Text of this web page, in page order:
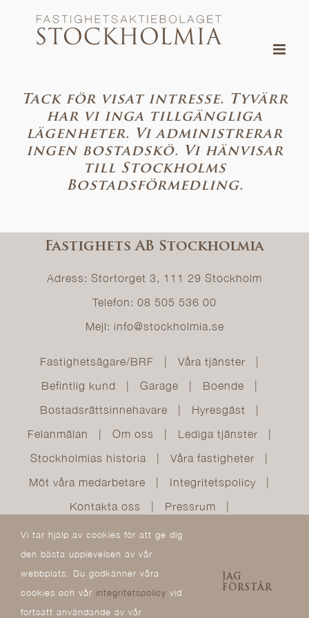
Tack för visat intresse. Tyvärr
har vi inga tillgängliga
lägenheter. Vi administrerar
ingen bostadskö. Vi hänvisar
till Stockholms
Bostadsförmedling.
Fastighets AB Stockholmia
Adress: Stortorget 3, 111 29 Stockholm
Telefon: 08 505 536 00
Mejl: info@stockholmia.se
Fastighetsägare/BRF
Våra tjänster
Befintlig kund
Garage
Boende
Bostadsrättsinnehavare
Hyresgäst
Felanmälan
Om oss
Lediga tjänster
Stockholmias historia
Våra fastigheter
Möt våra medarbetare
Integritetspolicy
Kontakta oss
Pressrum
Söker du lägenhet
Vi tar hjälp av cookies för att ge dig
den bästa upplevelsen av vår
webbplats. Du godkänner våra
cookies och vår integritetspolicy vid
fortsatt användande av vår
JAG
FÖRSTÅR